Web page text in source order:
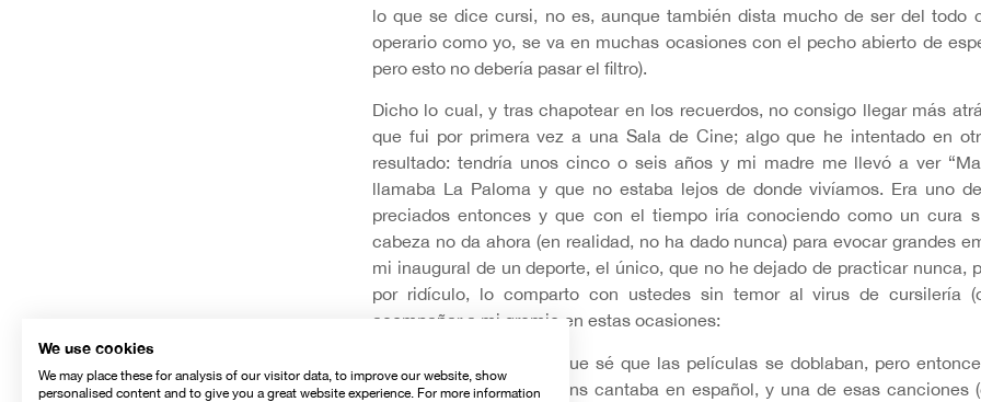
lo que se dice cursi, no es, aunque también dista mucho de ser del todo
operario como yo, se va en muchas ocasiones con el pecho abierto de
pero esto no debería pasar el filtro).
Dicho lo cual, y tras chapotear en los recuerdos, no consigo llegar más
que fui por primera vez a una Sala de Cine; algo que he intentado en
resultado: tendría unos cinco o seis años y mi madre me llevó a ver
llamaba La Paloma y que no estaba lejos de donde vivíamos. Era uno
preciados entonces y que con el tiempo iría conociendo como un cura
cabeza no da ahora (en realidad, no ha dado nunca) para evocar grandes
mi inaugural de un deporte, el único, que no he dejado de practicar nunca,
por ridículo, lo comparto con ustedes sin temor al virus de cursilería
acompañar a mi gremio en estas ocasiones:
Hace ya algún tiempo que sé que las películas se doblaban, pero
caso es que Mary Poppins cantaba en español, y una de esas canciones
We use cookies
We may place these for analysis of our visitor data, to improve our website, show
personalised content and to give you a great website experience. For more information